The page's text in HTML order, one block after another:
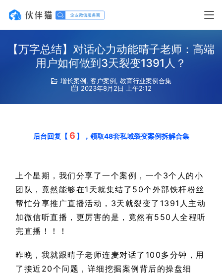
【万字总结】对话心力动能晴子老师：高端
用户如何做到3天裂变1391人？
增长案例, 客户案例, 教育行业案例合集
2023年8月2日 上午2:12
后台回复【 6 】， 领取48套私域裂变案例拆解合集
上个星期，我们分享了一个案例，一个3个人的小
团队，竟然能够在1天就集结了50个外部铁杆粉丝
帮忙分享推广直播活动，3天就裂变了1391人主动
加微信听直播，更厉害的是，竟然有550人全程听
完直播！！！
昨晚，我就跟晴子老师连麦对话了100多分钟，用
了接近20个问题，详细挖掘案例背后的操盘细